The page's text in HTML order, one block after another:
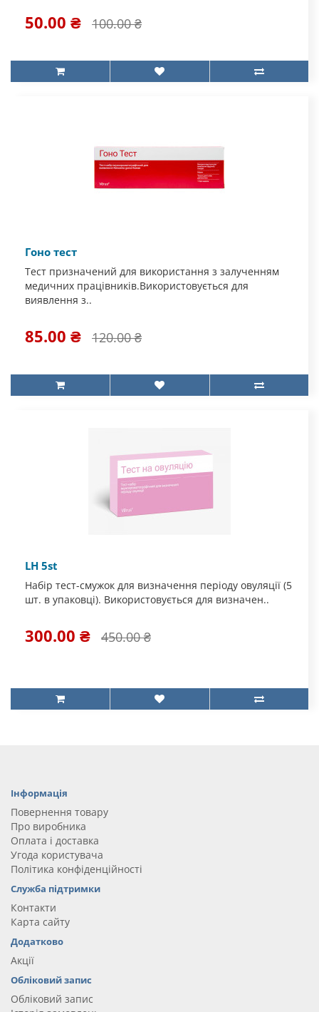
50.00 ₴ 100.00 ₴
Гоно тест
Тест призначений для використання з залученням
медичних працівників.Використовується для
виявлення з..
85.00 ₴ 120.00 ₴
LH 5st
Набір тест-смужок для визначення періоду овуляції (5
шт. в упаковці). Використовується для визначен..
300.00 ₴ 450.00 ₴
Інформація
Повернення товару
Про виробника
Оплата і доставка
Угода користувача
Політика конфіденційності
Служба підтримки
Контакти
Карта сайту
Додатково
Акції
Обліковий запис
Обліковий запис